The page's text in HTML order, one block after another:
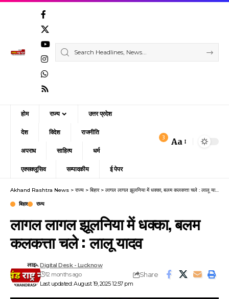
होम राज्य उत्तर प्रदेश
देश विदेश राजनीति
अपराध साहित्य धर्म
एक्सक्लूसिव सम्पादकीय ई पेपर
3
Font
Aa
Akhand Rashtra News > राज्य > बिहार> लागल लागल झूलनिया में धक्का, बलम कलकत्ता चले : लालू यादव
बिहार राज्य
लागल लागल झूलनिया में धक्का, बलम
कलकत्ता चले : लालू यादव
Last updated: August 19, 2025 12:57 pm
Digital Desk - Lucknow
12 months ago
Share